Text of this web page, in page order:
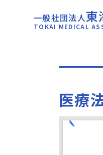
一般社団法人東
TOKAI MEDICAL
医療